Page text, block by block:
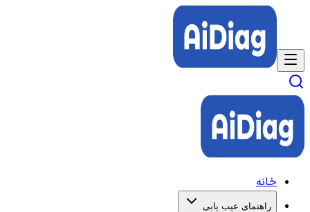
خانه
راهنمای عیب یابی